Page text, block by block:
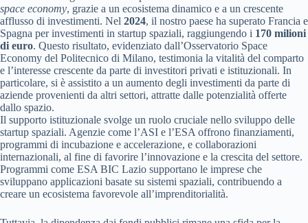
space economy, grazie a un ecosistema dinamico e a un crescente
afflusso di investimenti. Nel 2024, il nostro paese ha superato Francia e
Spagna per investimenti in startup spaziali, raggiungendo i 170 milioni
di euro. Questo risultato, evidenziato dall’Osservatorio Space
Economy del Politecnico di Milano, testimonia la vitalità del comparto
e l’interesse crescente da parte di investitori privati e istituzionali. In
particolare, si è assistito a un aumento degli investimenti da parte di
aziende provenienti da altri settori, attratte dalle potenzialità offerte
dallo spazio.
Il supporto istituzionale svolge un ruolo cruciale nello sviluppo delle
startup spaziali. Agenzie come l’ASI e l’ESA offrono finanziamenti,
programmi di incubazione e accelerazione, e collaborazioni
internazionali, al fine di favorire l’innovazione e la crescita del settore.
Programmi come ESA BIC Lazio supportano le imprese che
sviluppano applicazioni basate su sistemi spaziali, contribuendo a
creare un ecosistema favorevole all’imprenditorialità.